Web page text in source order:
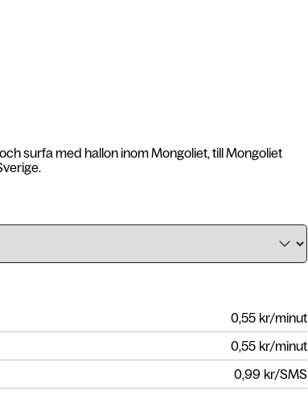
surfa med hallon inom Mongoliet, till Mongoliet
0,55 kr/minut
0,55 kr/minut
0,99 kr/SMS